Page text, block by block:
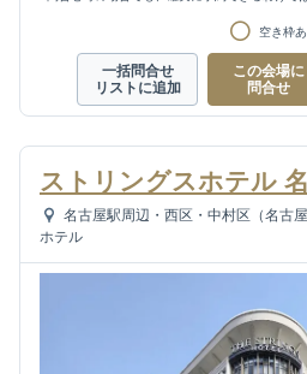
空き枠
一括問合せ
リストに追加
この会場に
問合せ
ストリングスホテル
名古屋駅周辺・西区・中村区（名古
ホテル